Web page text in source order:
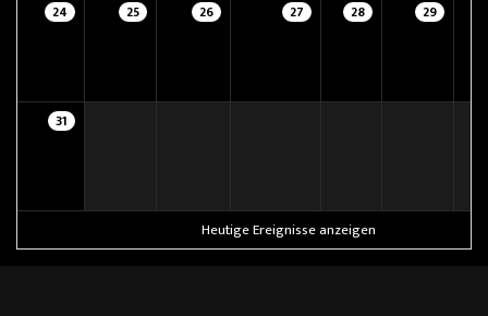
24 25 26 27 28 29
31
Heutige Ereignisse anzeigen